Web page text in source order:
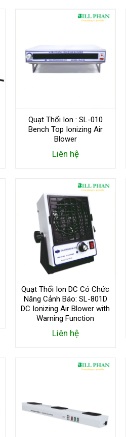
Quạt Thổi Ion : SL-010
Bench Top Ionizing Air
Blower
Liên hệ
Quạt Thổi Ion DC Có Chức
Năng Cảnh Báo: SL-801D
DC Ionizing Air Blower with
Warning Function
Liên hệ